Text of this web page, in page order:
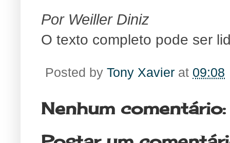
Por Weiller Diniz
O texto completo pode ser
Posted by Tony Xavier at 09:08
Nenhum comentário: